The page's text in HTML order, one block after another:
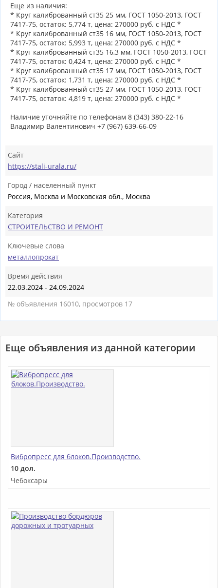
Еще из наличия:
* Круг калиброванный ст35 25 мм, ГОСТ 1050-2013, ГОСТ
7417-75, остаток: 5,774 т, цена: 270000 руб. с НДС *
* Круг калиброванный ст35 16 мм, ГОСТ 1050-2013, ГОСТ
7417-75, остаток: 5,993 т, цена: 270000 руб. с НДС *
* Круг калиброванный ст35 16,3 мм, ГОСТ 1050-2013, ГОСТ
7417-75, остаток: 0,424 т, цена: 270000 руб. с НДС *
* Круг калиброванный ст35 17 мм, ГОСТ 1050-2013, ГОСТ
7417-75, остаток: 1,731 т, цена: 270000 руб. с НДС *
* Круг калиброванный ст35 27 мм, ГОСТ 1050-2013, ГОСТ
7417-75, остаток: 4,819 т, цена: 270000 руб. с НДС *
Наличие уточняйте по телефонам 8 (343) 380-22-16
Владимир Валентинович +7 (967) 639-66-09
Сайт
https://stali-urala.ru/
Город / населенный пункт
Россия, Москва и Московская обл., Москва
Категория
СТРОИТЕЛЬСТВО И РЕМОНТ
Ключевые слова
металлопрокат
Время действия
22.03.2024 - 24.09.2024
№ объявления 16010, просмотров 17
Еще объявления из данной категории
Вибропресс для блоков.Производство.
10 дол.
Чебоксары